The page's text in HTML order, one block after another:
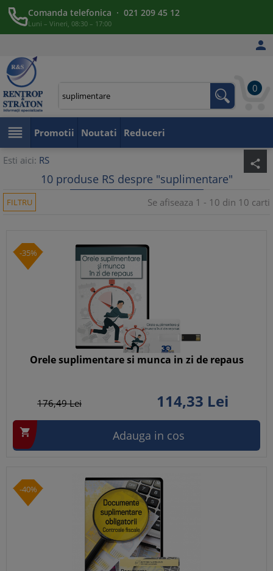
Comanda telefonica · 021 209 45 12
Luni – Vineri, 08:30 – 17:00

0
 Promotii Noutati Reduceri
Esti aici: RS share
10 produse RS despre "suplimentare"
FILTRU Se afiseaza 1 - 10 din 10 carti
-35%
Orele suplimentare si munca in zi de repaus
176,49Lei 114,33 Lei
 Adauga in cos
-40%